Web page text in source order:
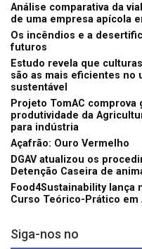
Análise comparativa da
de uma empresa apícola
Os incêndios e a
futuros
Estudo revela que
são as mais eficientes no
sustentável
Projeto TomAC
produtividade da
para indústria
Açafrão: Ouro Vermelho
DGAV atualizou os
Detenção Caseira de
Food4Sustainability lança
Curso Teórico-Prático
Siga-nos no